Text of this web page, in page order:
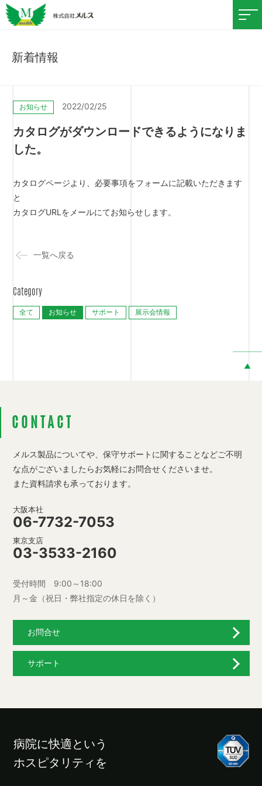
新着情報
一覧へ戻る
Category
全て お知らせ サポート 展示会情報
お知らせ 2022/02/25
カタログがダウンロードできるようになりま
した。
カタログページより、必要事項をフォームに記載いただきます
と
カタログURLをメールにてお知らせします。
CONTACT
メルス製品についてや、保守サポートに関することなどご不明
な点がございましたらお気軽にお問合せくださいませ。
また資料請求も承っております。
大阪本社
06-7732-7053
東京支店
03-3533-2160
受付時間 9:00～18:00
月～金（祝日・弊社指定の休日を除く）
お問合せ
サポート
病院に快適という
ホスピタリティを